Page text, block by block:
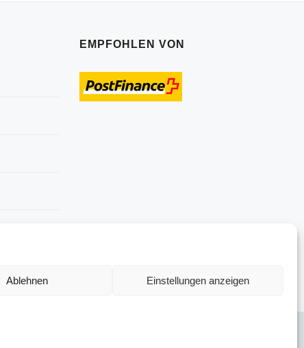
Ablehnen Einstellungen anzeigen
EMPFOHLEN VON